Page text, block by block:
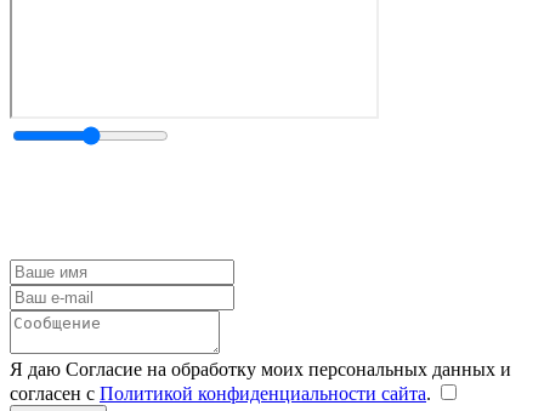
Я даю Согласие на обработку моих персональных данных и
согласен с Политикой конфиденциальности сайта.